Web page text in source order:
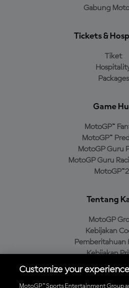
Gabung
Tickets &
Tiket
Packages
Game
MotoGP™
MotoGP™
MotoGP Guru
MotoGP Guru
Tentang
MotoGP
Kebijakan
Pemberitahuan
Kebijakan
Kebijakan
Customize your experience
MotoGP™ Sports Entertainment Group